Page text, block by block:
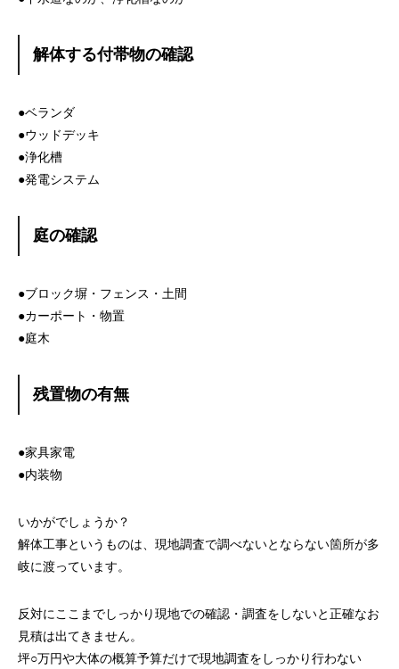
解体する付帯物の確認
●ベランダ
●ウッドデッキ
●浄化槽
●発電システム
庭の確認
●ブロック塀・フェンス・土間
●カーポート・物置
●庭木
残置物の有無
●家具家電
●内装物
いかがでしょうか？
解体工事というものは、現地調査で調べないとならない箇所が多
岐に渡っています。
反対にここまでしっかり現地での確認・調査をしないと正確なお
見積は出てきません。
坪○万円や大体の概算予算だけで現地調査をしっかり行わない